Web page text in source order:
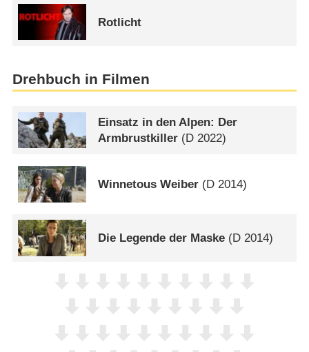
Rotlicht
Drehbuch in Filmen
Einsatz in den Alpen: Der
Armbrustkiller (D 2022)
Winnetous Weiber (D 2014)
Die Legende der Maske (D 2014)